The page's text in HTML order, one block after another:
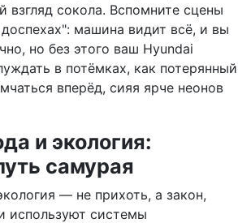
взгляд сокола. Вспомните сцены
машина видит всё, и вы
но без этого ваш Hyundai
в потёмках, как потерянный
вперёд, сияя ярче неонов
и экология:
самурая
— не прихоть, а закон,
используют системы